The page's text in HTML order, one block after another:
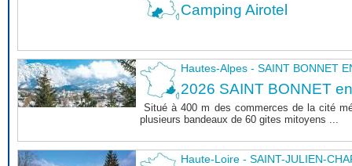
Camping Airotel
Hautes-Alpes - SAINT BONNET
2026 SAINT BONNET
Situé à 400 m des commerces de la cité
plusieurs bandeaux de 60 gites mitoyens ...
Haute-Loire - SAINT-JULIEN-